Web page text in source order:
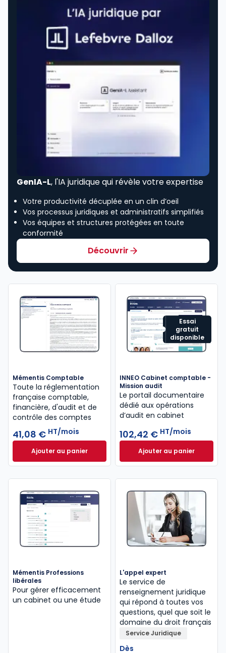
GenIA-L, l'IA juridique qui révèle votre expertise
Votre productivité décuplée en un clin d’oeil
Vos processus juridiques et administratifs simplifiés
Vos équipes et structures protégées en toute
conformité
Découvrir
Mémentis Comptable
Toute la réglementation
française comptable,
financière, d'audit et de
contrôle des comptes
41,08 € HT/mois
Ajouter au panierMémentis Comptable à 41,08 € HT/mois
Essai
gratuit
disponible
INNEO Cabinet comptable -
Mission audit
Le portail documentaire
dédié aux opérations
d’audit en cabinet
102,42 € HT/mois
Ajouter au panier
INNEO Cabinet
Mémentis Professions
libérales
Pour gérer efficacement
un cabinet ou une étude
L'appel expert
Le service de
renseignement juridique
qui répond à toutes vos
questions, quel que soit le
domaine du droit français
Service Juridique
Dès